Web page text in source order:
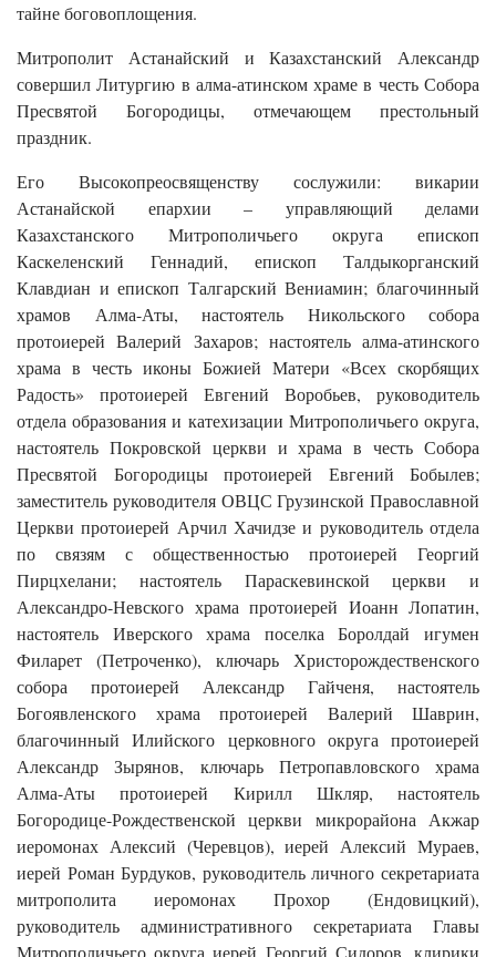
тайне боговоплощения.
Митрополит Астанайский и Казахстанский Александр
совершил Литургию в алма-атинском храме в честь Собора
Пресвятой Богородицы, отмечающем престольный
праздник.
Его Высокопреосвященству сослужили: викарии
Астанайской епархии – управляющий делами
Казахстанского Митрополичьего округа епископ
Каскеленский Геннадий, епископ Талдыкорганский
Клавдиан и епископ Талгарский Вениамин; благочинный
храмов Алма-Аты, настоятель Никольского собора
протоиерей Валерий Захаров; настоятель алма-атинского
храма в честь иконы Божией Матери «Всех скорбящих
Радость» протоиерей Евгений Воробьев, руководитель
отдела образования и катехизации Митрополичьего округа,
настоятель Покровской церкви и храма в честь Собора
Пресвятой Богородицы протоиерей Евгений Бобылев;
заместитель руководителя ОВЦС Грузинской Православной
Церкви протоиерей Арчил Хачидзе и руководитель отдела
по связям с общественностью протоиерей Георгий
Пирцхелани; настоятель Параскевинской церкви и
Александро-Невского храма протоиерей Иоанн Лопатин,
настоятель Иверского храма поселка Боролдай игумен
Филарет (Петроченко), ключарь Христорождественского
собора протоиерей Александр Гайченя, настоятель
Богоявленского храма протоиерей Валерий Шаврин,
благочинный Илийского церковного округа протоиерей
Александр Зырянов, ключарь Петропавловского храма
Алма-Аты протоиерей Кирилл Шкляр, настоятель
Богородице-Рождественской церкви микрорайона Акжар
иеромонах Алексий (Черевцов), иерей Алексий Мураев,
иерей Роман Бурдуков, руководитель личного секретариата
митрополита иеромонах Прохор (Ендовицкий),
руководитель административного секретариата Главы
Митрополичьего округа иерей Георгий Сидоров, клирики